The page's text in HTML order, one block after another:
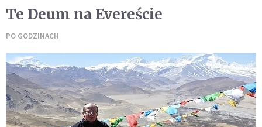
Te Deum na Evereście
PO GODZINACH